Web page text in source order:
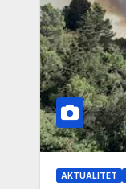
AKTUALITET